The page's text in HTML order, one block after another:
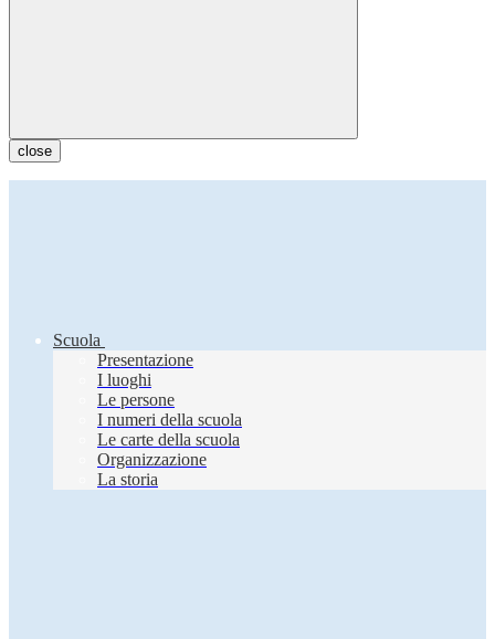
close
Scuola
Presentazione
I luoghi
Le persone
I numeri della scuola
Le carte della scuola
Organizzazione
La storia